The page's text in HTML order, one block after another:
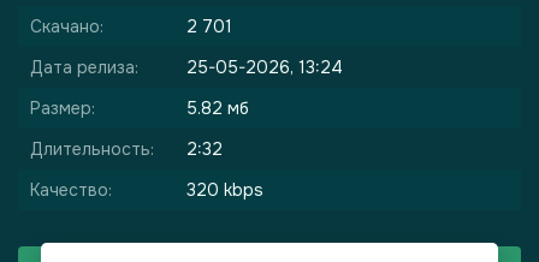
Скачано:
2 701
Дата релиза:
25-05-2026, 13:24
Размер:
5.82 мб
Длительность:
2:32
Качество:
320 kbps